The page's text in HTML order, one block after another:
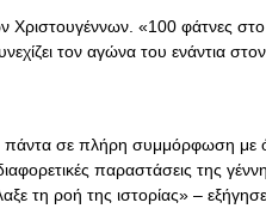
Χριστουγέννων. «100 φάτνες στο
τον αγώνα του ενάντια
πάντα σε πλήρη συμμόρφωση με
παραστάσεις της
τη ροή της ιστορίας» –